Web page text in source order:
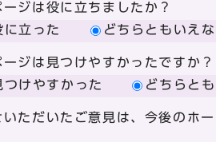
ージは役に立ちましたか？
に立った
どちらともいえな
ージは見つけやすかったですか？
つけやすかった
どちらと
いただいたご意見は、今後のホ